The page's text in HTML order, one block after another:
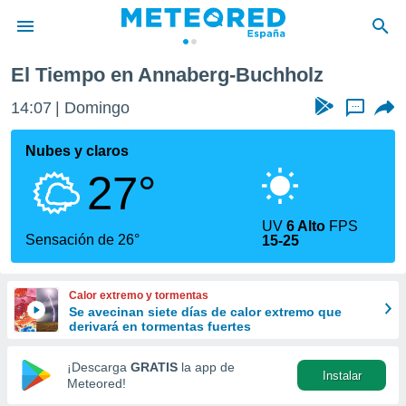
de
por
que se
calidad.
a este
las
y
forma
digital
basada
El Tiempo en Annaberg-Buchholz
14:07 Domingo ...
Nubes y claros
27°
Sensación de 26°
UV6 Alto FPS
15-25
Calor extremo y tormentas
Se avecinan siete días de calor extremo que
derivará en tormentas fuertes
¡Descarga GRATIS la app de
Meteored!
Instalar